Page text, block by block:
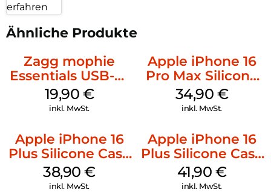
erfahren
Ähnliche Produkte
Zagg mophie
Essentials USB-C-
20W Charger PD
Weiß
19,90 €
inkl. MwSt.
Apple iPhone 16
Pro Max Silicone
Case MagSafe
Denim
34,90 €
inkl. MwSt.
Apple iPhone 16
Plus Silicone Case
MagSafe Denim
38,90€
inkl. MwSt.
Apple iPhone 16
Plus Silicone Case
MagSafe Stone
Gray
41,90 €
inkl. MwSt.